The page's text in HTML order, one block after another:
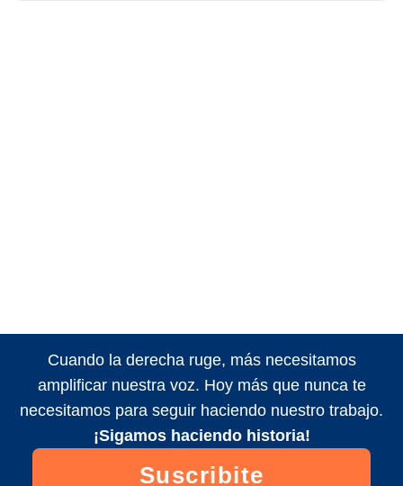
Cuando la derecha ruge, más necesitamos
amplificar nuestra voz. Hoy más que nunca te
necesitamos para seguir haciendo nuestro trabajo.
¡Sigamos haciendo historia!
Suscribite